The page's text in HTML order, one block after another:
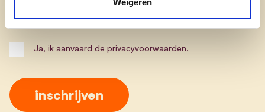
Weigeren
Ja, ik aanvaard de privacyvoorwaarden.